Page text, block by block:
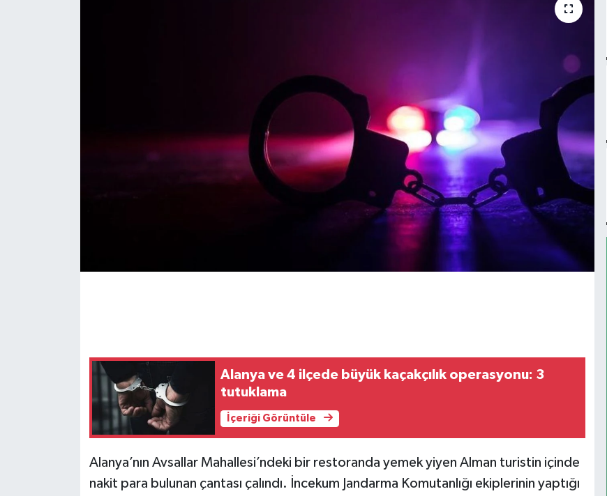
Alanya ve 4 ilçede büyük kaçakçılık operasyonu: 3
tutuklama
İçeriği Görüntüle
Alanya’nın Avsallar Mahallesi’ndeki bir restoranda yemek yiyen Alman turistin içinde
nakit para bulunan çantası çalındı. İncekum Jandarma Komutanlığı ekiplerinin yaptığı